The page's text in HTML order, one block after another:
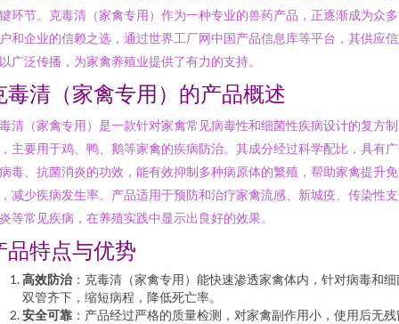
环节。克毒清（家禽专用）作为一种专业的兽药产品，正逐渐成为众
和企业的信赖之选，通过世界工厂网中国产品信息库等平台，其供应
广泛传播，为家禽养殖业提供了有力的支持。
毒清（家禽专用）的产品概述
清（家禽专用）是一款针对家禽常见病毒性和细菌性疾病设计的复方制
主要用于鸡、鸭、鹅等家禽的疾病防治。其成分经过科学配比，具有
毒、抗菌消炎的功效，能有效抑制多种病原体的繁殖，帮助家禽提升
减少疾病发生率。产品适用于预防和治疗家禽流感、新城疫、传染性
等常见疾病，在养殖实践中显示出良好的效果。
品特点与优势
高效防治：克毒清（家禽专用）能快速渗透家禽体内，针对病毒和细
双管齐下，缩短病程，降低死亡率。
安全可靠 ：产品经过严格的质量检测，对家禽副作用小，使用后无残